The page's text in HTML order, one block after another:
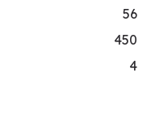
56
450
4